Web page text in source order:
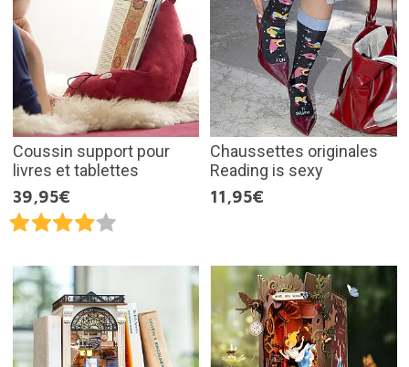
Coussin support pour
livres et tablettes
39,95€
Chaussettes originales
Reading is sexy
11,95€